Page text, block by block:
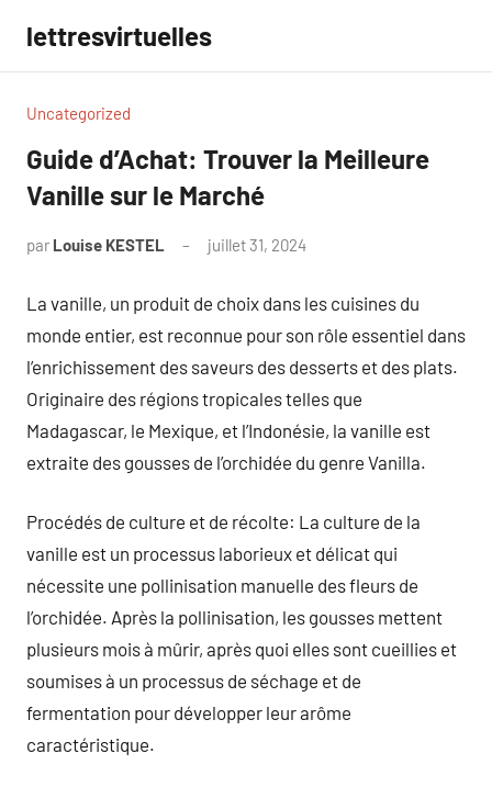
contenu
lettresvirtuelles
Uncategorized
Guide d’Achat: Trouver la Meilleure
Vanille sur le Marché
par Louise KESTEL juillet 31, 2024
La vanille, un produit de choix dans les cuisines du
monde entier, est reconnue pour son rôle essentiel dans
l’enrichissement des saveurs des desserts et des plats.
Originaire des régions tropicales telles que
Madagascar, le Mexique, et l’Indonésie, la vanille est
extraite des gousses de l’orchidée du genre Vanilla.
Procédés de culture et de récolte: La culture de la
vanille est un processus laborieux et délicat qui
nécessite une pollinisation manuelle des fleurs de
l’orchidée. Après la pollinisation, les gousses mettent
plusieurs mois à mûrir, après quoi elles sont cueillies et
soumises à un processus de séchage et de
fermentation pour développer leur arôme
caractéristique.